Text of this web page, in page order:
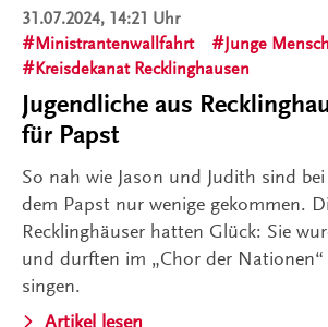
31.07.2024, 14:21 Uhr
Ministrantenwallfahrt
Junge
Kreisdekanat Recklinghausen
Jugendliche aus
für Papst
So nah wie Jason und Judith sind
dem Papst nur wenige gekommen.
Recklinghäuser hatten Glück: Sie
und durften im „Chor der
singen.
Artikel lesen